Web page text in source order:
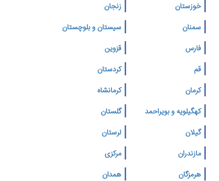
خوزستان
زنجان
سمنان
سیستان و بلوچستان
فارس
قزوین
قم
کردستان
کرمان
کرمانشاه
کهگیلویه و بویراحمد
گلستان
گیلان
لرستان
مازندران
مرکزی
هرمزگان
همدان